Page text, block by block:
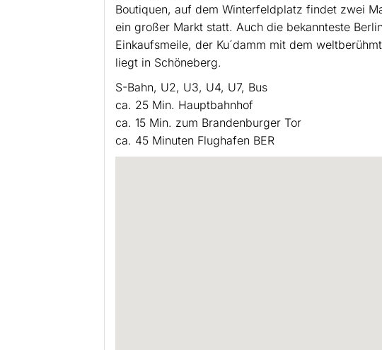
Boutiquen, auf dem Winterfeldplatz findet zwei
ein großer Markt statt. Auch die bekannteste
Einkaufsmeile, der Ku´damm mit dem
liegt in Schöneberg.
S-Bahn, U2, U3, U4, U7, Bus
ca. 25 Min. Hauptbahnhof
ca. 15 Min. zum Brandenburger Tor
ca. 45 Minuten Flughafen BER